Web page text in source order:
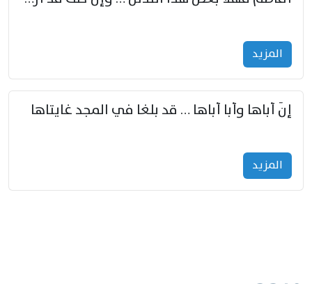
المزید
إنّ أباها وأبا أباها … قد بلغا في المجد غايتاها
المزید